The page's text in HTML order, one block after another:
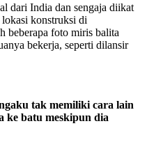
dari India dan sengaja diikat
konstruksi di
beberapa foto miris balita
bekerja, seperti dilansir
tak memiliki cara lain
ke batu meskipun dia